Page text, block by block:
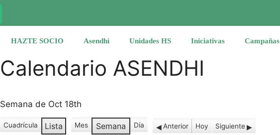
HAZTE SOCIO Asendhi Unidades HS Iniciativas Campañas
Calendario ASENDHI
Semana de Oct 18th
V
Cuadrícula
V
Lista Mes Semana Día Anterior Hoy Siguiente